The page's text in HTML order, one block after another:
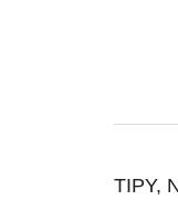
TIPY,